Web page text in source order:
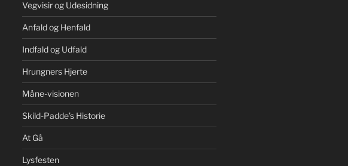
Vegvisir og Udesidning
Anfald og Henfald
Indfald og Udfald
Hrungners Hjerte
Måne-visionen
Skild-Padde’s Historie
At Gå
Lysfesten